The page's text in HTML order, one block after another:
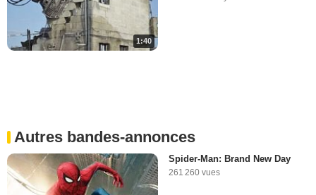
1:40
Autres bandes-annonces
Spider-Man: Brand New Day
261 260 vues